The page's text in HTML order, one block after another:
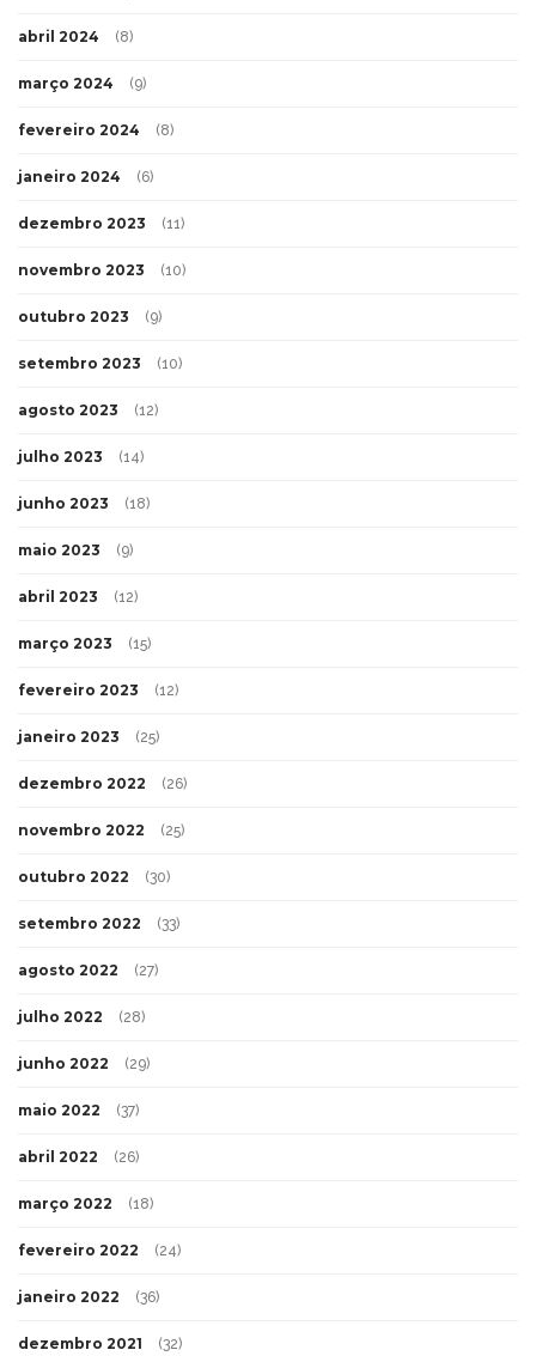
abril 2024 (8)
março 2024 (9)
fevereiro 2024 (8)
janeiro 2024 (6)
dezembro 2023 (11)
novembro 2023 (10)
outubro 2023 (9)
setembro 2023 (10)
agosto 2023 (12)
julho 2023 (14)
junho 2023 (18)
maio 2023 (9)
abril 2023 (12)
março 2023 (15)
fevereiro 2023 (12)
janeiro 2023 (25)
dezembro 2022 (26)
novembro 2022 (25)
outubro 2022 (30)
setembro 2022 (33)
agosto 2022 (27)
julho 2022 (28)
junho 2022 (29)
maio 2022 (37)
abril 2022 (26)
março 2022 (18)
fevereiro 2022 (24)
janeiro 2022 (36)
dezembro 2021 (32)